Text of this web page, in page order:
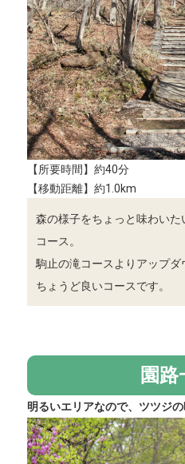
【所要時間】約40分
【移動距離】約1.0km
森の様子をちょっと味わい
コース。
駒止の滝コースよりアップ
ちょうど良いコースです。
園路
明るいエリアなので、ツツジ